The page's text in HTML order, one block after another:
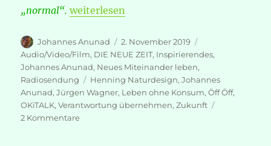
„normal“. „OKiTALK-Sendung „Wie sieht unsere
weiterlesen
Autor
Johannes Anunad
Veröffentlicht
am
2. November 2019
Audio/Video/Film, DIE NEUE ZEIT, Inspirierendes,
Johannes Anunad, Neues Miteinander leben,
Radiosendung
Schlagwörter
Henning Naturdesign,Johannes
Anunad,Jürgen Wagner, Leben ohne Konsum,Öff Öff,
OKiTALK,Verantwortung übernehmen,Zukunft
2 Kommentarezu